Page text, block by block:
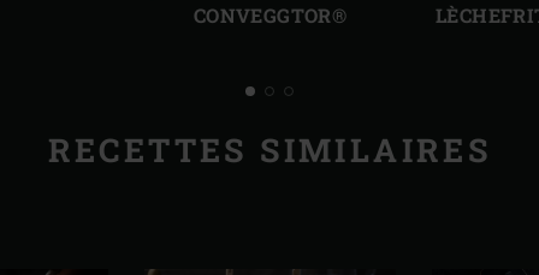
CONVEGGTOR®
RECETTES SIMILAIRES